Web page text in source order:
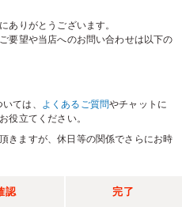
ありがとうございます。
要望や当店へのお問い合わせは以下の
ては、 よくあるご質問やチャットに
役立てください。
きますが、休日等の関係でさらにお時
認 完了